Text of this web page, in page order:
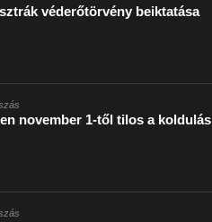
véderőtörvény beiktatása
november 1-től tilos a koldulás